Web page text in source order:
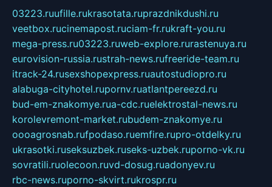
03223.ruufille.rukrasotata.ruprazdnikdushi.ru
veetbox.rucinemapost.ruciam-fr.rukraft-you.ru
mega-press.ru03223.ruweb-explore.rurastenuya.ru
eurovision-russia.rustrah-news.rufreeride-team.ru
itrack-24.rusexshopexpress.ruautostudiopro.ru
alabuga-cityhotel.rupornv.ruatlantpereezd.ru
bud-em-znakomye.rua-cdc.ruelektrostal-news.ru
korolevremont-market.rubudem-znakomye.ru
oooagrosnab.rufpodaso.ruemfire.rupro-otdelky.ru
ukrasotki.ruseksuzbek.ruseks-uzbek.ruporno-vk.ru
sovratili.ruolecoon.ruvd-dosug.ruadonyev.ru
rbc-news.ruporno-skvirt.rukrospr.ru